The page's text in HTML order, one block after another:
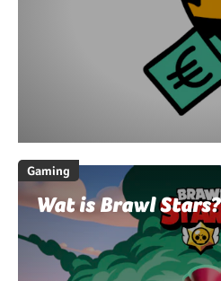
Gaming
Wat is Brawl Stars?